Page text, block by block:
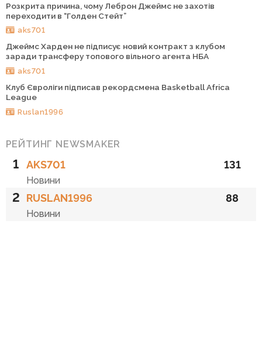
Розкрита причина, чому Леброн Джеймс не захотів
переходити в “Голден Стейт”
aks701
Джеймс Харден не підписує новий контракт з клубом
заради трансферу топового вільного агента НБА
aks701
Клуб Євроліги підписав рекордсмена Basketball Africa
League
Ruslan1996
РЕЙТИНГ NEWSMAKER
1 AKS701
Новини
131
2 RUSLAN1996
Новини
88